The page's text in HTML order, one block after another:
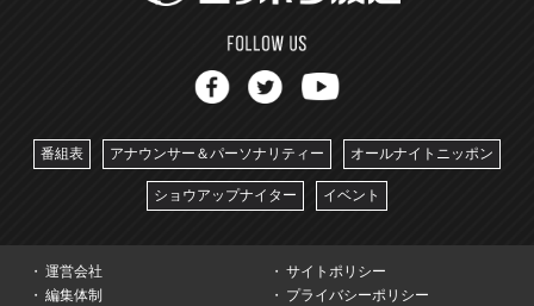
番組表 アナウンサー＆パーソナリティー オールナイトニッポン
ショウアップナイター イベント
運営会社
サイトポリシー
編集体制
プライバシーポリシー